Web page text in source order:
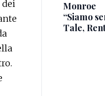
dei
Monroe
“Siamo
Tale,